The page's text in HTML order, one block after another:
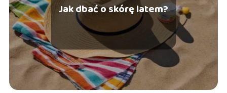
Jak dbać o skórę latem?